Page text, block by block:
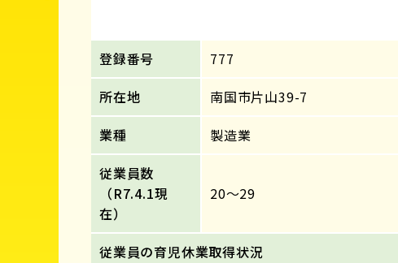
登録番号
777
所在地
南国市片山39-7
業種
製造業
従業員数
（R7.4.1現
在）
20～29
従業員の育児休業取得状況